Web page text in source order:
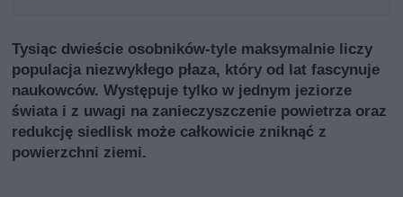
Tysiąc dwieście osobników-tyle maksymalnie liczy
populacja niezwykłego płaza, który od lat fascynuje
naukowców. Występuje tylko w jednym jeziorze
świata i z uwagi na zanieczyszczenie powietrza oraz
redukcję siedlisk może całkowicie zniknąć z
powierzchni ziemi.